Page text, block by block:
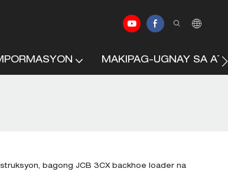
MAKIPAG-UGNAY SA
bagong JCB 3CX backhoe loader na